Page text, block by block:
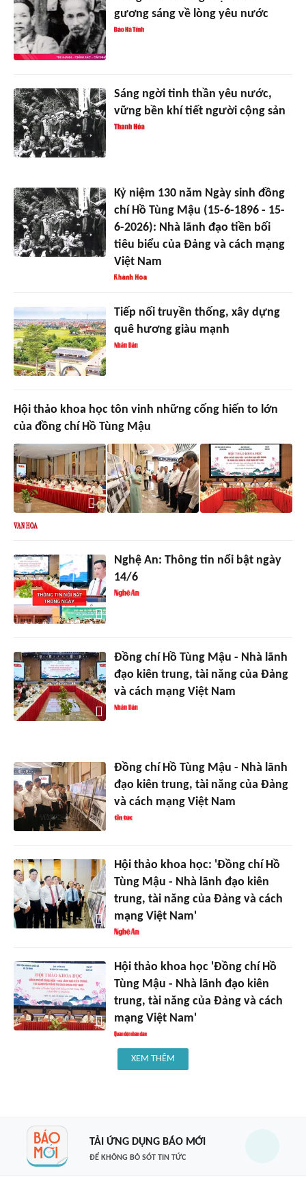
gương sáng về lòng yêu nước
Sáng ngời tinh thần yêu nước,
vững bền khí tiết người cộng sản
Kỷ niệm 130 năm Ngày sinh đồng
chí Hồ Tùng Mậu (15-6-1896 - 15-
6-2026): Nhà lãnh đạo tiền bối
tiêu biểu của Đảng và cách mạng
Việt Nam
Tiếp nối truyền thống, xây dựng
quê hương giàu mạnh
Hội thảo khoa học tôn vinh những cống hiến to lớn
của đồng chí Hồ Tùng Mậu
Nghệ An: Thông tin nổi bật ngày
14/6
Đồng chí Hồ Tùng Mậu - Nhà lãnh
đạo kiên trung, tài năng của Đảng
và cách mạng Việt Nam
Đồng chí Hồ Tùng Mậu - Nhà lãnh
đạo kiên trung, tài năng của Đảng
và cách mạng Việt Nam
Hội thảo khoa học: 'Đồng chí Hồ
Tùng Mậu - Nhà lãnh đạo kiên
trung, tài năng của Đảng và cách
mạng Việt Nam'
Hội thảo khoa học 'Đồng chí Hồ
Tùng Mậu - Nhà lãnh đạo kiên
trung, tài năng của Đảng và cách
mạng Việt Nam'
XEM THÊM
TẢI ỨNG DỤNG BÁO MỚI
ĐỂ KHÔNG BỎ SÓT TIN TỨC